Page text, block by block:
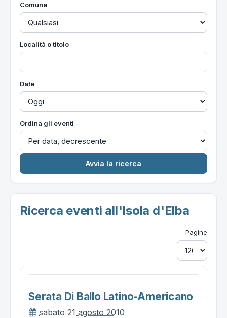
Comune
Località o titolo
Date
Ordina gli eventi
Ricerca eventi all'Isola d'Elba
Pagine
Serata Di Ballo Latino-Americano
sabato 21 agosto 2010